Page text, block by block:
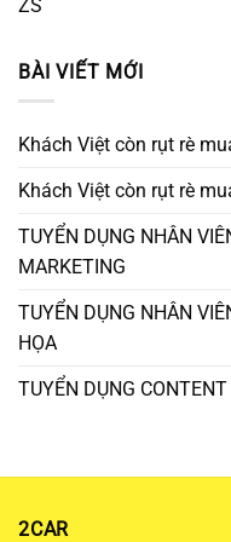
ZS
BÀI VIẾT MỚI
Khách Việt còn rụt rè
Khách Việt còn rụt rè
TUYỂN DỤNG NHÂN
MARKETING
TUYỂN DỤNG NHÂN
HỌA
TUYỂN DỤNG
2CAR